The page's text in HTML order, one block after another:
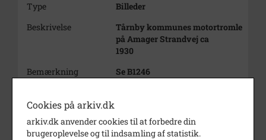
Type
Billeder
Beskrivelse
Tårnby kommunes motortromle
på Amager Strandvej ca
1930
Bemærkning
Se B1246
Dateringsnote
Fotograf
Ukendt
Cookies på arkiv.dk
arkiv.dk anvender cookies til at forbedre din
brugeroplevelse og til indsamling af statistik.